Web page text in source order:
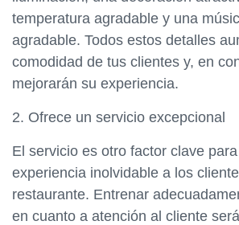
temperatura agradable y una
agradable. Todos estos detalles
comodidad de tus clientes y, en
mejorarán su experiencia.
2. Ofrece un servicio excepcional
El servicio es otro factor clave
experiencia inolvidable a los
restaurante. Entrenar
en cuanto a atención al cliente